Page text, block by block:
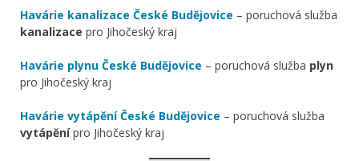
Havárie kanalizace České Budějovice – poruchová služba
kanalizace pro Jihočeský kraj
Havárie plynu České Budějovice – poruchová služba plyn
pro Jihočeský kraj
Havárie vytápění České Budějovice – poruchová služba
vytápěnípro Jihočeský kraj